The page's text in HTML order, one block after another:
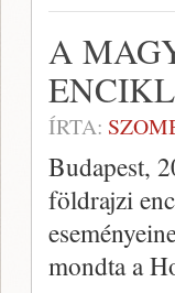
A
ÍRTA:
Budapest,
földrajzi
mondta a